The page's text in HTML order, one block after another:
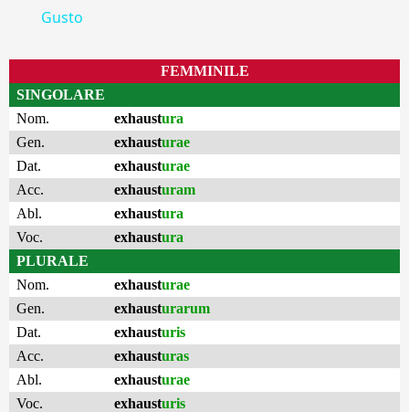
Gusto
FEMMINILE
SINGOLARE
Nom.
exhaustura
Gen.
exhausturae
Dat.
exhausturae
Acc.
exhausturam
Abl.
exhaustura
Voc.
exhaustura
PLURALE
Nom.
exhausturae
Gen.
exhausturarum
Dat.
exhausturis
Acc.
exhausturas
Abl.
exhausturae
Voc.
exhausturis